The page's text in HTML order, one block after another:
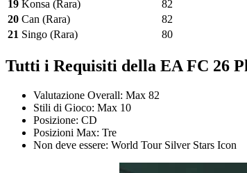
19 Konsa (Rara) 82
20 Can (Rara) 82
21 Singo (Rara) 80
Tutti i Requisiti della EA FC 26
Valutazione Overall: Max 82
Stili di Gioco: Max 10
Posizione: CD
Posizioni Max: Tre
Non deve essere: World Tour Silver Stars Icon